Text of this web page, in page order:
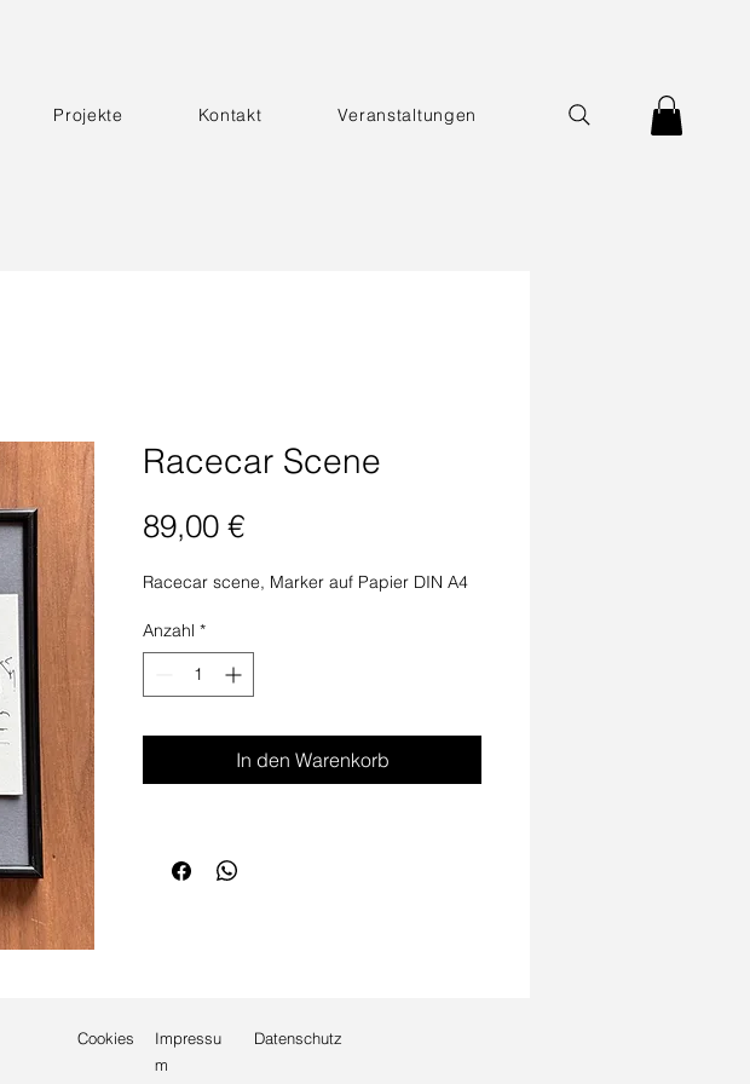
Projekte Kontakt Veranstaltungen
Racecar Scene
89,00 €Preis
Racecar scene, Marker auf Papier DIN A4
Anzahl *
In den Warenkorb
Cookies
Impressu
m
Datenschutz